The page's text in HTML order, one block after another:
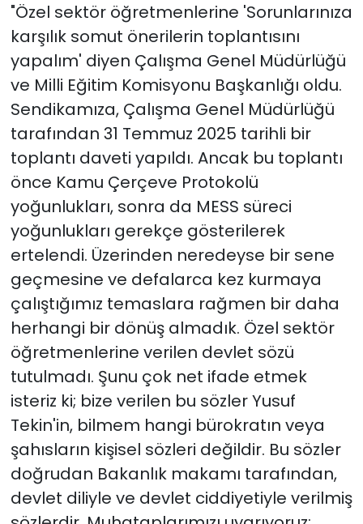
"Özel sektör öğretmenlerine 'Sorunlarınıza
karşılık somut önerilerin toplantısını
yapalım' diyen Çalışma Genel Müdürlüğü
ve Milli Eğitim Komisyonu Başkanlığı oldu.
Sendikamıza, Çalışma Genel Müdürlüğü
tarafından 31 Temmuz 2025 tarihli bir
toplantı daveti yapıldı. Ancak bu toplantı
önce Kamu Çerçeve Protokolü
yoğunlukları, sonra da MESS süreci
yoğunlukları gerekçe gösterilerek
ertelendi. Üzerinden neredeyse bir sene
geçmesine ve defalarca kez kurmaya
çalıştığımız temaslara rağmen bir daha
herhangi bir dönüş almadık. Özel sektör
öğretmenlerine verilen devlet sözü
tutulmadı. Şunu çok net ifade etmek
isteriz ki; bize verilen bu sözler Yusuf
Tekin'in, bilmem hangi bürokratın veya
şahısların kişisel sözleri değildir. Bu sözler
doğrudan Bakanlık makamı tarafından,
devlet diliyle ve devlet ciddiyetiyle verilmiş